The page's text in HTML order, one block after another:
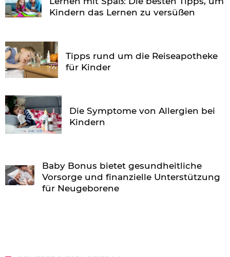
Kindern das Lernen zu versüßen
Tipps rund um die Reiseapotheke
für Kinder
Die Symptome von Allergien bei
Kindern
Baby Bonus bietet gesundheitliche
Vorsorge und finanzielle Unterstützung
für Neugeborene